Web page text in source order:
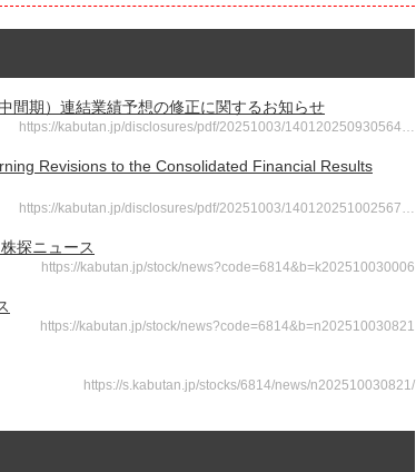
間期）連結業績予想の修正に関するお知らせ
https://kabutan.jp/disclosures/pdf/20251003/140120250930564…
Revisions to the Consolidated Financial Results
https://kabutan.jp/disclosures/pdf/20251003/140120251002567…
探ニュース
https://kabutan.jp/stock/news?code=6814&b=k202510030006
https://kabutan.jp/stock/news?code=6814&b=n202510030821
https://s.kabutan.jp/stocks/6814/news/n202510030821/